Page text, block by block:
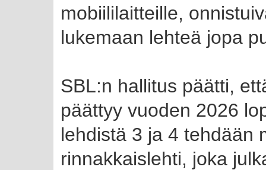
mobiililaitteille,
lukemaan lehteä jopa
SBL:n hallitus päätti,
päättyy vuoden 2026
lehdistä 3 ja 4 tehdään
rinnakkaislehti, joka